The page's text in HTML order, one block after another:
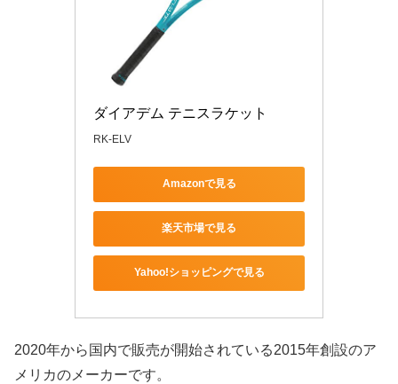
ダイアデム テニスラケット
RK-ELV
Amazonで見る
楽天市場で見る
Yahoo!ショッピングで見る
2020年から国内で販売が開始されている2015年創設のア
メリカのメーカーです。